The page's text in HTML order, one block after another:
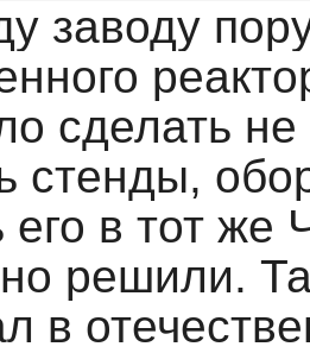
заводу
сделать не
стенды,
его в тот же
решили.
в